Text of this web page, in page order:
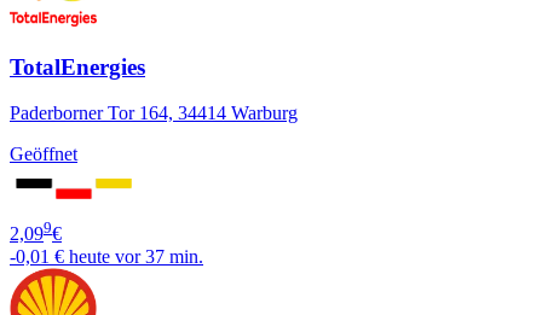
TotalEnergies
Paderborner Tor 164, 34414 Warburg
Geöffnet
2,099€
-0,01 € heute vor 37 min.